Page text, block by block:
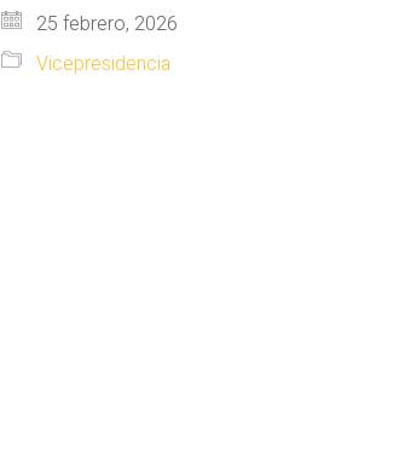
25 febrero, 2026
Vicepresidencia